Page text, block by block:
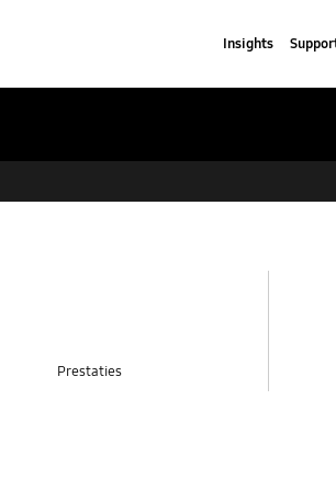
Insights
Prestaties